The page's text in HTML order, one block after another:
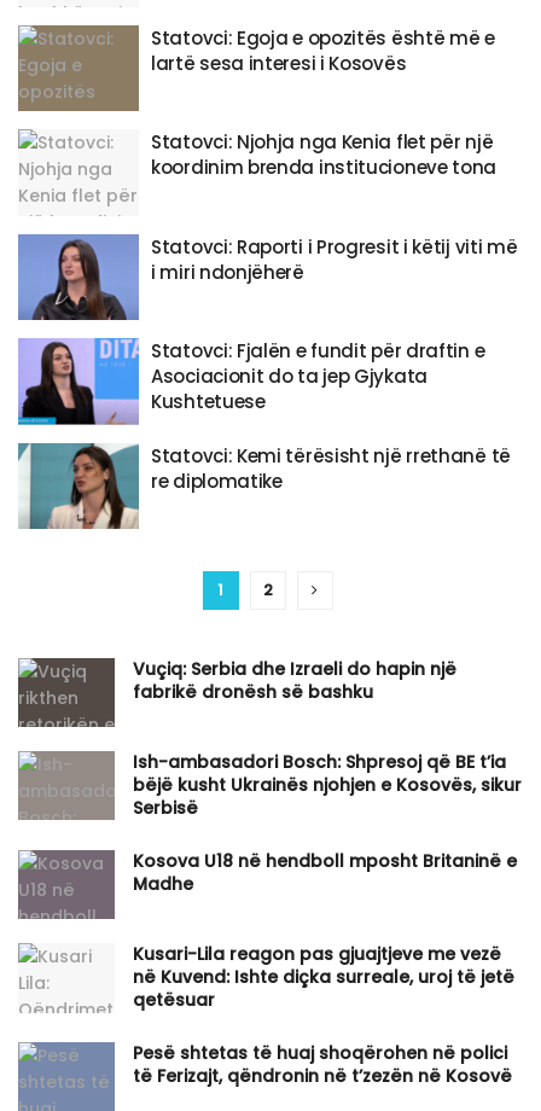
Statovci: Egoja e opozitës është më e
lartë sesa interesi i Kosovës
Statovci: Njohja nga Kenia flet për një
koordinim brenda institucioneve tona
Statovci: Raporti i Progresit i këtij viti më
i miri ndonjëherë
Statovci: Fjalën e fundit për draftin e
Asociacionit do ta jep Gjykata
Kushtetuese
Statovci: Kemi tërësisht një rrethanë të
re diplomatike
1 2
Vuçiq: Serbia dhe Izraeli do hapin një
fabrikë dronësh së bashku
Ish-ambasadori Bosch: Shpresoj që BE t’ia
bëjë kusht Ukrainës njohjen e Kosovës, sikur
Serbisë
Kosova U18 në hendboll mposht Britaninë e
Madhe
Kusari-Lila reagon pas gjuajtjeve me vezë
në Kuvend: Ishte diçka surreale, uroj të jetë
qetësuar
Pesë shtetas të huaj shoqërohen në polici
të Ferizajt, qëndronin në t’zezën në Kosovë